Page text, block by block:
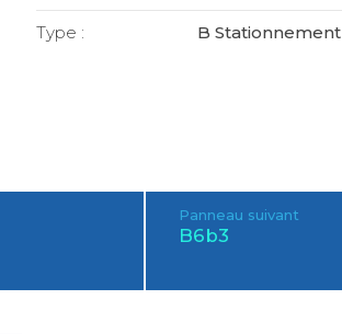
Type : B Stationnement
Panneau suivant
B6b3